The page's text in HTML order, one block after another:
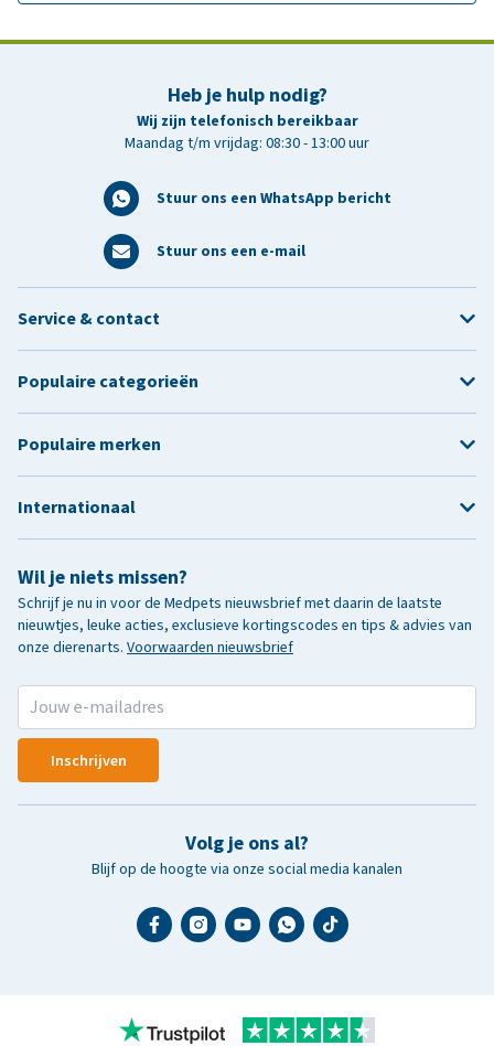
Heb je hulp nodig?
Wij zijn telefonisch bereikbaar
Maandag t/m vrijdag: 08:30 - 13:00 uur
Stuur ons een WhatsApp bericht
Stuur ons een e-mail
Wil je niets missen?
Schrijf je nu in voor de Medpets nieuwsbrief met daarin de laatste
nieuwtjes, leuke acties, exclusieve kortingscodes en tips & advies van
onze dierenarts. Voorwaarden nieuwsbrief
Inschrijven
Volg je ons al?
Blijf op de hoogte via onze social media kanalen
Service & contact
Populaire categorieën
Populaire merken
Internationaal